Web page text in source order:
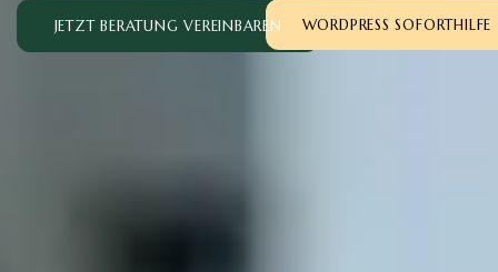
JETZT BERATUNG VEREINBAREN WORDPRESS SOFORTHILFE